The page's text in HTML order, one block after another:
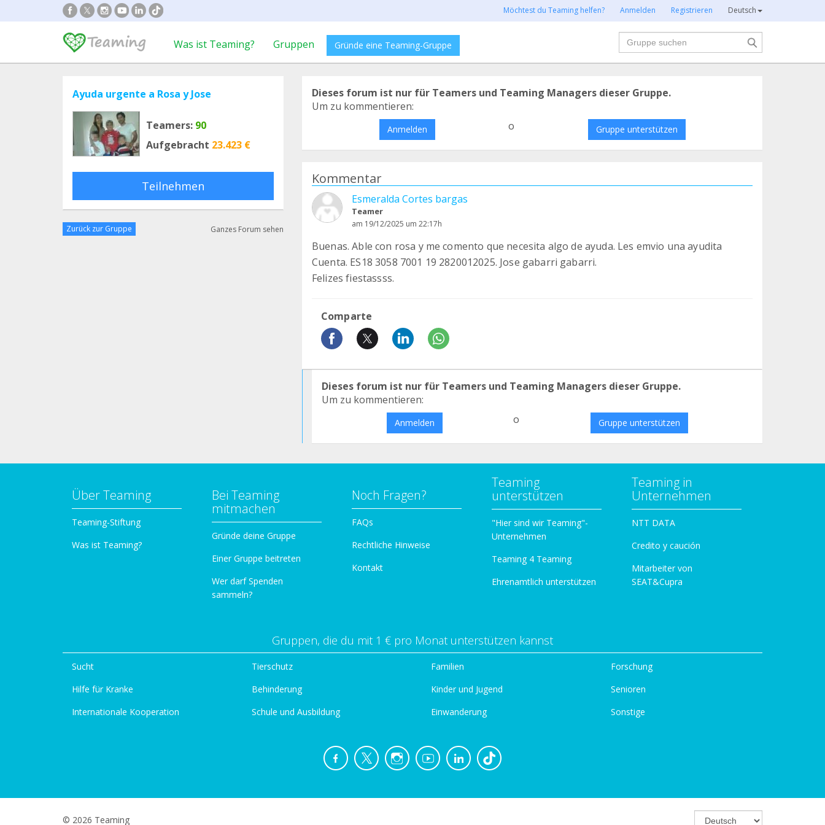
Möchtest du Teaming helfen? Anmelden Registrieren Deutsch
Was ist Teaming? Gruppen Gründe eine Teaming-Gruppe
Suche
Ayuda urgente a Rosa y Jose
Teamers: 90
Aufgebracht 23.423 €
Teilnehmen
Zurück zur Gruppe Ganzes Forum sehen
Dieses forum ist nur für Teamers und Teaming Managers dieser Gruppe.
Um zu kommentieren:
Anmelden o Gruppe unterstützen
Kommentar
Esmeralda Cortes bargas
Teamer
am 19/12/2025 um 22:17h
Buenas. Able con rosa y me comento que necesita algo de ayuda. Les emvio una ayudita
Cuenta. ES18 3058 7001 19 2820012025. Jose gabarri gabarri.
Felizes fiestassss.
Comparte
Dieses forum ist nur für Teamers und Teaming Managers dieser Gruppe.
Um zu kommentieren:
Anmelden o Gruppe unterstützen
Über Teaming
Teaming-Stiftung
Was ist Teaming?
Bei Teaming
mitmachen
Gründe deine Gruppe
Einer Gruppe beitreten
Wer darf Spenden
sammeln?
Noch Fragen?
FAQs
Rechtliche Hinweise
Kontakt
Teaming
unterstützen
"Hier sind wir Teaming"-
Unternehmen
Teaming 4 Teaming
Ehrenamtlich unterstützen
Teaming in
Unternehmen
NTT DATA
Credito y caución
Mitarbeiter von
SEAT&Cupra
Gruppen, die du mit 1 € pro Monat unterstützen kannst
Sucht
Hilfe für Kranke
Internationale Kooperation
Tierschutz
Behinderung
Schule und Ausbildung
Familien
Kinder und Jugend
Einwanderung
Forschung
Senioren
Sonstige
© 2026 Teaming